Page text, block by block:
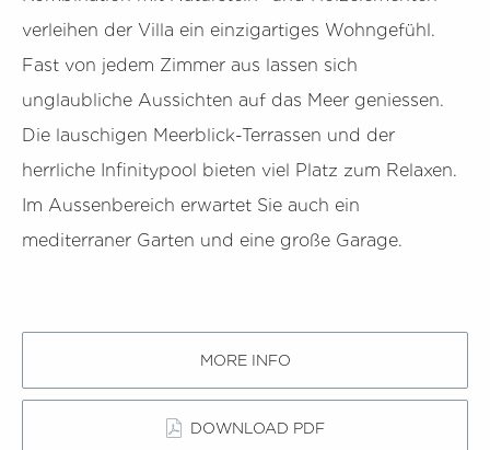
verleihen der Villa ein einzigartiges Wohngefühl.
Fast von jedem Zimmer aus lassen sich
unglaubliche Aussichten auf das Meer geniessen.
Die lauschigen Meerblick-Terrassen und der
herrliche Infinitypool bieten viel Platz zum Relaxen.
Im Aussenbereich erwartet Sie auch ein
mediterraner Garten und eine große Garage.
MORE INFO
DOWNLOAD PDF